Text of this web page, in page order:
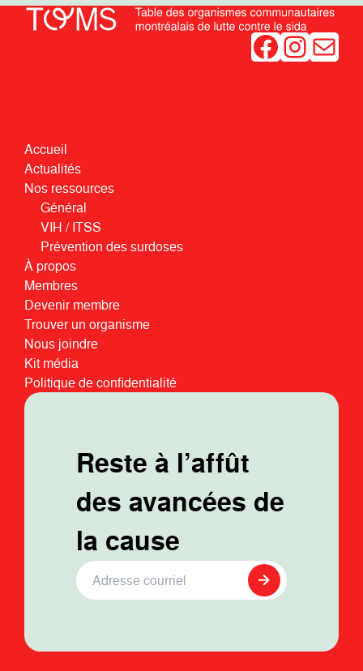
Facebook Instagram
Accueil
Actualités
Nos ressources
Général
VIH / ITSS
Prévention des surdoses
À propos
Membres
Devenir membre
Trouver un organisme
Nous joindre
Kit média
Politique de confidentialité
Reste à l’affût
des avancées de
la cause
Adresse Courriel